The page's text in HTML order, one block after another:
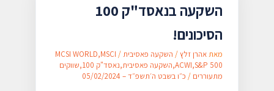
השקעה בנאסד"ק 100
הסיכונים!
מאתאהרן זלץ/השקעה פאסיבית/
MCSI WORLD,MSCI
ACWI,S&P 500
,השקעה פאסיבית,נאסד"ק 100 ,שווקים
מתעוררים/ כ״ו בשבט ה׳תשפ״ד – 05/02/2024